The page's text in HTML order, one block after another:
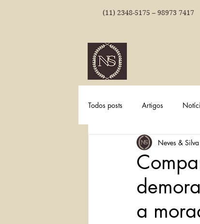
(11) 2348-5175 – 98973 7417
Todos posts Artigos
a
Neves &